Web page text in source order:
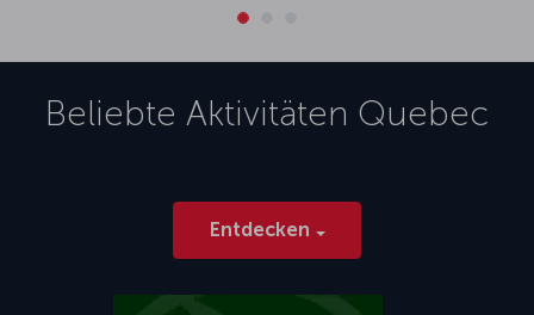
Beliebte Aktivitäten Quebec
Entdecken